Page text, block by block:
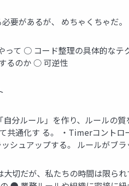
要があるが、 めちゃくちゃだ。
て ○ コード整理の具体的な
るのか ○ 可逆性
自分ルール」を作り、ルールの
共通化す る。 ・Timerコント
シュアップする。 ルールがブ
大切だが、私たちの時間は限